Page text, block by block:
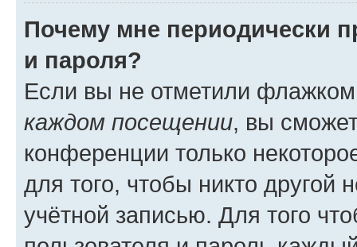
Почему мне периодически
и пароля?
Если вы не отметили
каждом посещении, вы
конференции только
для того, чтобы никто другой
учётной записью. Для того